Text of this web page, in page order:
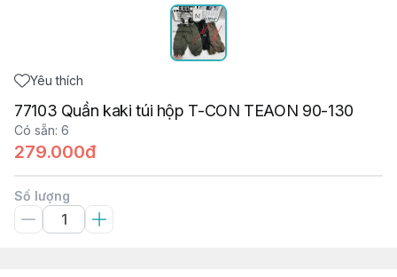
Yêu thích
77103 Quần kaki túi hộp T-CON TEAON 90-130
Có sẵn: 6
279.000đ
Số lượng